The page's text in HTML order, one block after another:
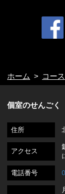
ホーム コース
個室のせんご
住所
アクセス
電話番号